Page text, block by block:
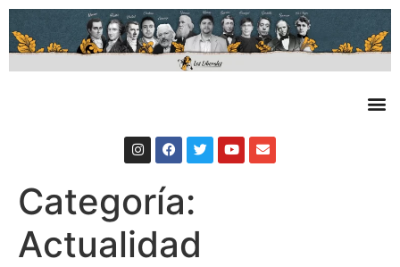
Categoría:
Actualidad